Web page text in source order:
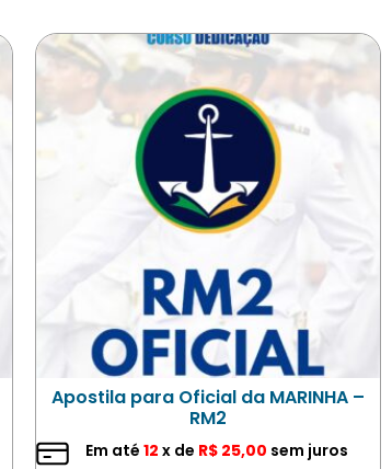
Apostila para Oficial da MARINHA –
RM2
Em até 12 x de R$ 25,00 sem juros